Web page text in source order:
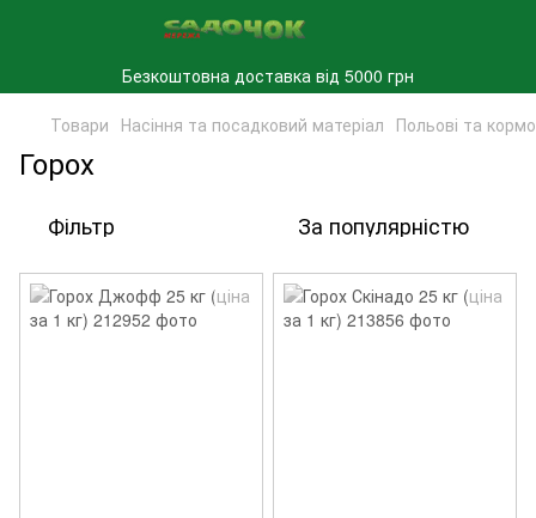
Безкоштовна доставка від 5000 грн
Товари Насіння та посадковий матеріал Польові та
Горох
Фільтр За популярністю